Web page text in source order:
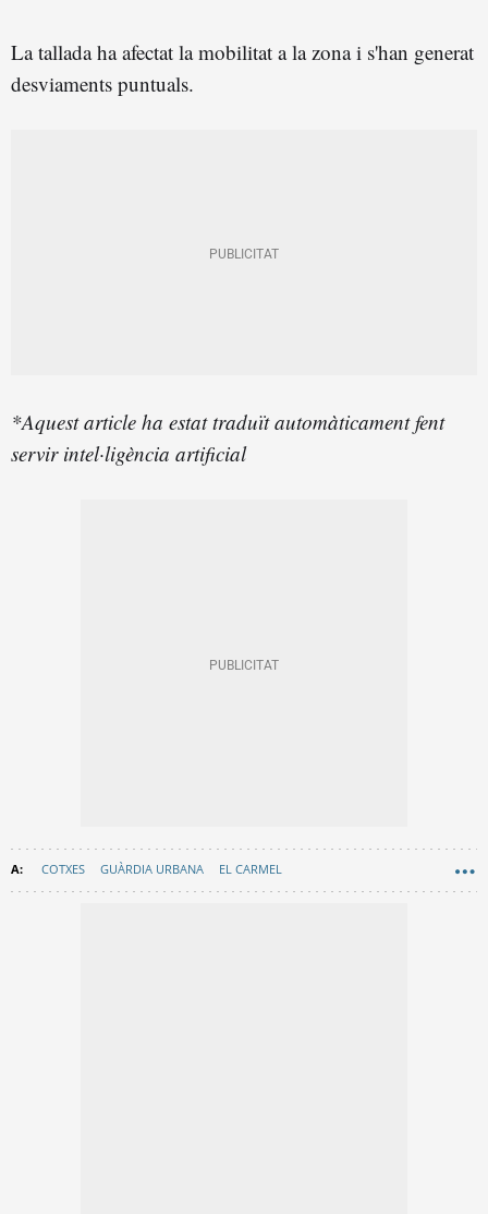
La tallada ha afectat la mobilitat a la zona i s'han generat
desviaments puntuals.
*Aquest article ha estat traduït automàticament fent
servir intel·ligència artificial
COTXES GUÀRDIA URBANA EL CARMEL